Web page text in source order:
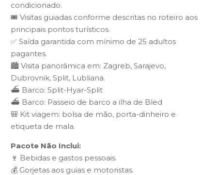
condicionado.
🎟️ Visitas guiadas conforme descritas no roteiro aos
principais pontos turísticos.
✅ Saída garantida com mínimo de 25 adultos
pagantes.
🏙️ Visita panorâmica em: Zagreb, Sarajevo,
Dubrovnik, Split, Lubliana.
⛴️ Barco: Split-Hyar-Split
⛴️ Barco: Passeio de barco a ilha de Bled
🎒 Kit viagem: bolsa de mão, porta-dinheiro e
etiqueta de mala.
Pacote Não Inclui:
🍷 Bebidas e gastos pessoais.
💰 Gorjetas aos guias e motoristas.